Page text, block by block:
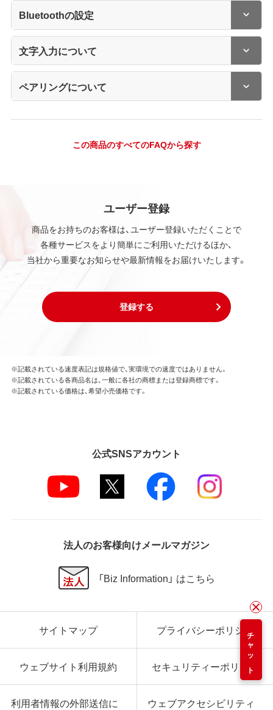
Bluetoothの設定
文字入力について
ペアリングについて
この商品のすべてのFAQから探す
ユーザー登録
商品をお持ちのお客様は、ユーザー登録いただくことで
各種サービスをより簡単にご利用いただけるほか、
当社から重要なお知らせや最新情報をお届けいたします。
登録する
チャット
※記載されている速度表記は規格値で、実環境での速度ではありません。
※記載されている各商品名は、一般に各社の商標または登録商標です。
※記載されている価格は、希望小売価格です。
公式SNSアカウント
法人のお客様向けメールマガジン
「Biz Information」 はこちら
サイトマップ プライバシーポリシー
ウェブサイト利用規約 セキュリティーポリシー
利用者情報の外部送信に ウェブアクセシビリティ